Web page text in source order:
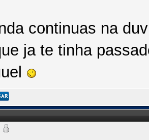
continuas na
ja te tinha